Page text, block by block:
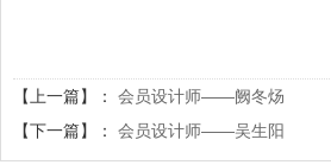
【上一篇】： 会员设计师——阙冬炀
【下一篇】： 会员设计师——吴生阳